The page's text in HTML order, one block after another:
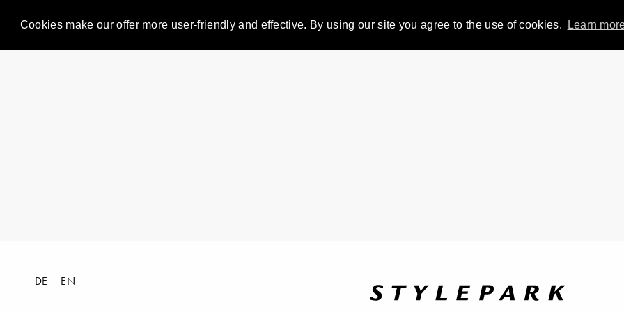
Cookies make our offer more user-friendly and effective. By using our site you agree to the use of cookies. Learn
DE EN